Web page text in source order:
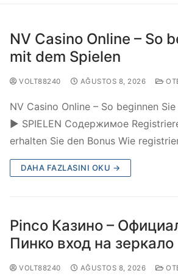
NV Casino Online – So
mit dem Spielen
VOLT88240 AĞUSTOS 8, 2026
NV Casino Online – So beginnen
▶️ SPIELEN Содержимое
erhalten Sie den Bonus Wie
DAHA FAZLASINI OKU →
Pinco Казино –
Пинко вход на зеркало
VOLT88240 AĞUSTOS 8, 2026